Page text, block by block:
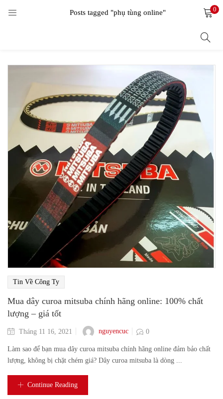
Posts tagged "phụ tùng online" 0
Tin Về Công Ty
Mua dây curoa mitsuba chính hãng online: 100% chất
lượng – giá tốt
Tháng 11 16, 2021 nguyencuc 0
Làm sao để bạn mua dây curoa mitsuba chính hãng online đảm bảo chất
lượng, không bị chặt chém giá? Dây curoa mitsuba là dòng ...
Continue Reading
Remember me
Login
Lost password?